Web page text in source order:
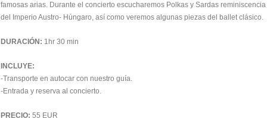
famosas arias. Durante el concierto escucharemos Polkas y Sardas reminiscencia
del Imperio Austro- Húngaro, así como veremos algunas piezas del ballet clásico.
DURACIÓN: 1hr 30 min
INCLUYE:
-Transporte en autocar con nuestro guía.
-Entrada y reserva al concierto.
PRECIO: 55 EUR